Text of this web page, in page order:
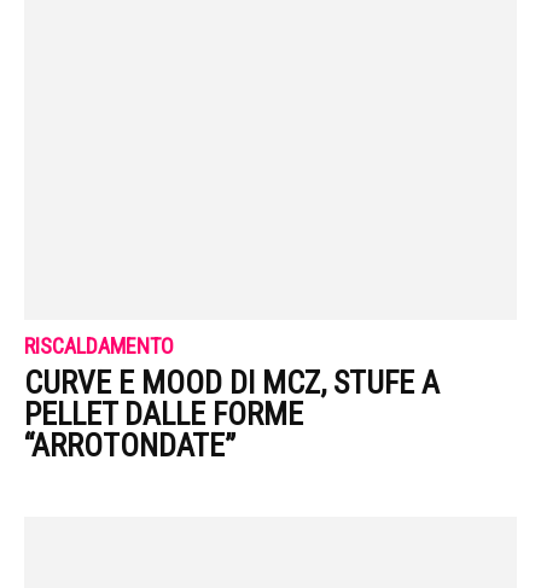
RISCALDAMENTO
CURVE E MOOD DI MCZ, STUFE A
PELLET DALLE FORME
“ARROTONDATE”